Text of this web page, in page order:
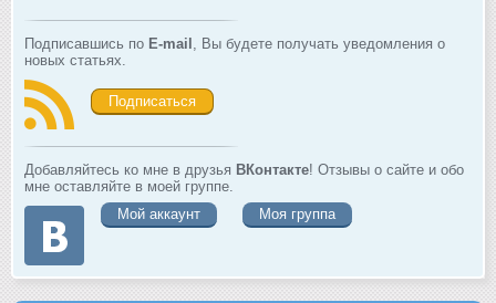
Подписавшись по E-mail , Вы будете получать уведомления о
новых статьях.
Подписаться
Добавляйтесь ко мне в друзья ВКонтакте! Отзывы о сайте и обо
мне оставляйте в моей группе.
Мой аккаунт
Моя группа